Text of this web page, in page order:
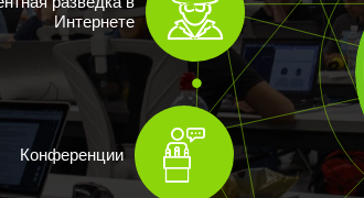
Конференции
Интернете